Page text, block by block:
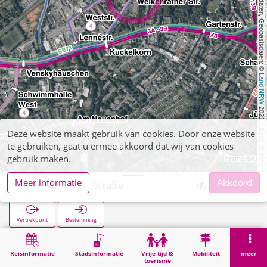
, Kartendaten, Geobasisdaten: ©
Land NRW
2021, Lizenz
dl-de/by-2-0
Reisinformatie Stadsinformatie
Vrije tijd &
toerisme
Mobiliteit meer
Welkenrather Straße
Vertrekpunt Bestemming
Zoekopracht Welkenrather Straße
Deze website maakt gebruik van cookies. Door onze website
te gebruiken, gaat u ermee akkoord dat wij van cookies
gebruik maken.
Meer informatie
Akkoord